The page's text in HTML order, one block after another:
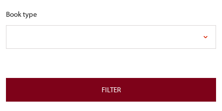
Book type
FILTER